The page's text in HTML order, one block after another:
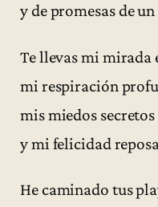
y de promesas de
Te llevas mi mirada
mi respiración
mis miedos
y mi felicidad
He caminado tus